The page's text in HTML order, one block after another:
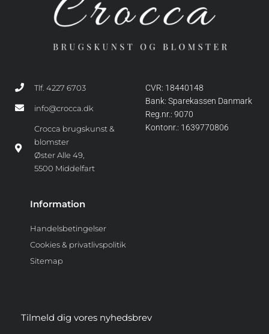
Tlf. 4227 6703
info@crocca.dk
Crocca brugskunst &
blomster
Øster Alle 49,
5500 Middelfart
CVR: 18440148
Bank: Sparekassen Danmark
Reg.nr.: 9070
Kontonr.: 1639770806
Information
Handelsbetingelser
Cookies & privatlivspolitik
Sitemap
Tilmeld dig vores nyhedsbrev